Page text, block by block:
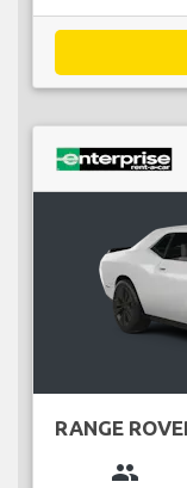
RANGE
group